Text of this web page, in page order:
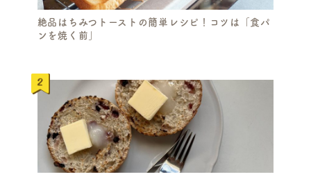
絶品はちみつトーストの簡単レシピ！コツは「食パ
ンを焼く前」